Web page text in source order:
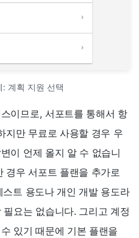
계획 지원 선택
이므로, 서포트를 통해서 항
지만 무료로 사용할 경우 우
이 언제 올지 알 수 없습니
경우 서포트 플랜을 추가로
트 용도나 개인 개발 용도라
요는 없습니다. 그리고 계정
있기 때문에 기본 플랜을